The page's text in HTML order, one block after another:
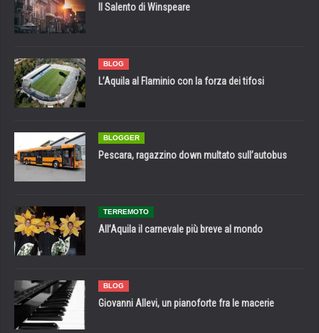
Il Salento di Winspeare
BLOG
L’Aquila al Flaminio con la forza dei tifosi
BLOGGER
Pescara, ragazzino down multato sull’autobus
TERREMOTO
All’Aquila il carnevale più breve al mondo
BLOG
Giovanni Allevi, un pianoforte fra le macerie